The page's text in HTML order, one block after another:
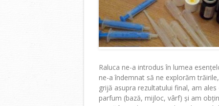
Raluca ne-a introdus în lumea
ne-a îndemnat să ne explorăm
grijă asupra rezultatului final, am
parfum (bază, mijloc, vârf) și am